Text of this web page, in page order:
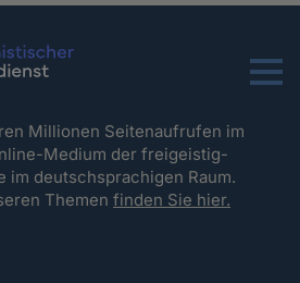
Menu
Millionen Seitenaufrufen im
Medium der freigeistig-
im deutschsprachigen Raum.
Themenfinden Sie hier.